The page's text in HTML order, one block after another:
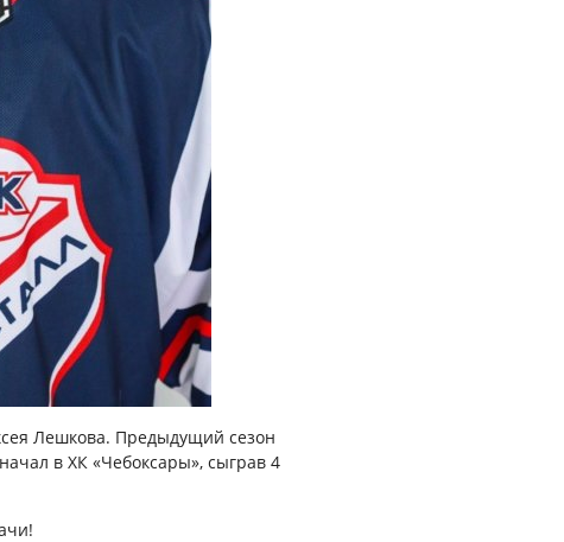
Лешкова. Предыдущий сезон
в ХК «Чебоксары», сыграв 4